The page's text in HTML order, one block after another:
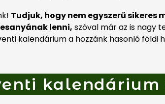
Tudjuk, hogy nem egyszerű
lenni, szóval már az is nagy
kalendárium a hozzánk hasonló
kalendárium